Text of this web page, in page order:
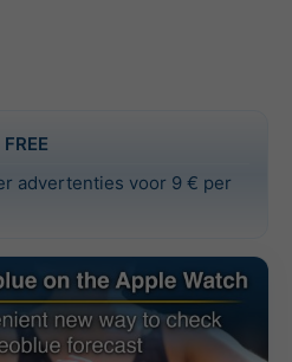
advertenties voor 9 € per